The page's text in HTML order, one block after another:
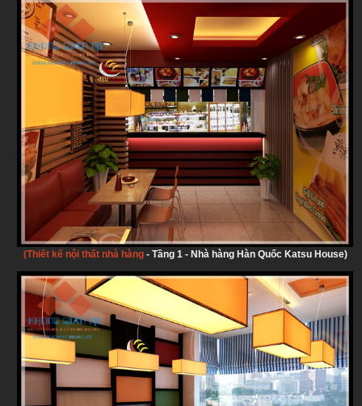
(Thiết kế nội thất nhà hàng-Tầng 1 - Nhà hàng Hàn Quốc Katsu House)